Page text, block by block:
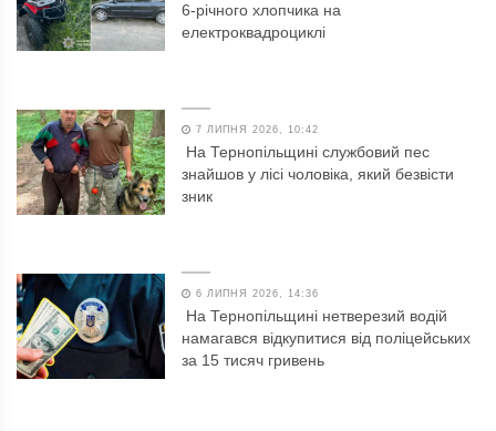
6-річного хлопчика на
електроквадроциклі
7 ЛИПНЯ 2026, 10:42
На Тернопільщині службовий пес
знайшов у лісі чоловіка, який безвісти
зник
6 ЛИПНЯ 2026, 14:36
На Тернопільщині нетверезий водій
намагався відкупитися від поліцейських
за 15 тисяч гривень